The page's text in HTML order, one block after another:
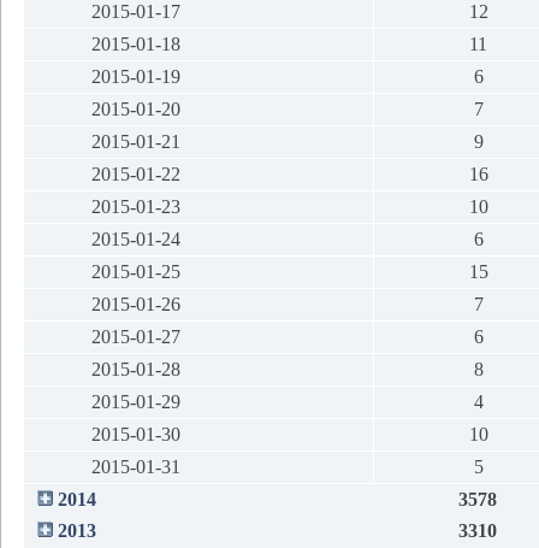
2015-01-17
12
2015-01-18
11
2015-01-19
6
2015-01-20
7
2015-01-21
9
2015-01-22
16
2015-01-23
10
2015-01-24
6
2015-01-25
15
2015-01-26
7
2015-01-27
6
2015-01-28
8
2015-01-29
4
2015-01-30
10
2015-01-31
5
2014
3578
2013
3310